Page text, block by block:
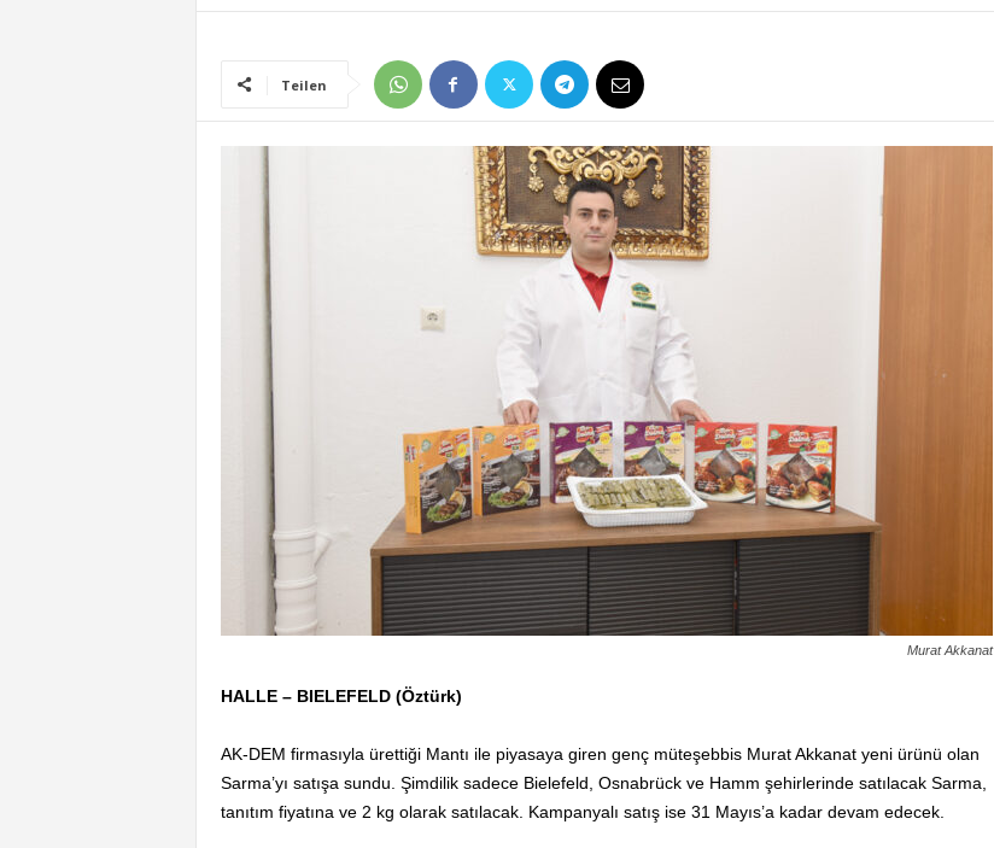
Teilen
Murat Akkanat
HALLE – BIELEFELD (Öztürk)
AK-DEM firmasıyla ürettiği Mantı ile piyasaya giren genç müteşebbis Murat Akkanat yeni ürünü olan
Sarma’yı satışa sundu. Şimdilik sadece Bielefeld, Osnabrück ve Hamm şehirlerinde satılacak Sarma,
tanıtım fiyatına ve 2 kg olarak satılacak. Kampanyalı satış ise 31 Mayıs’a kadar devam edecek.